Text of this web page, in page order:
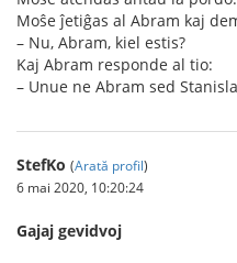
Moŝe ĵetiĝas al Abram kaj
– Nu, Abram, kiel estis?
Kaj Abram responde al tio:
– Unue ne Abram sed
StefKo (Arată profil)
6 mai 2020, 10:20:24
Gajaj gevidvoj